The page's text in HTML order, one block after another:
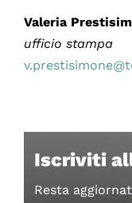
Valeria
ufficio stampa
Iscriviti
Resta